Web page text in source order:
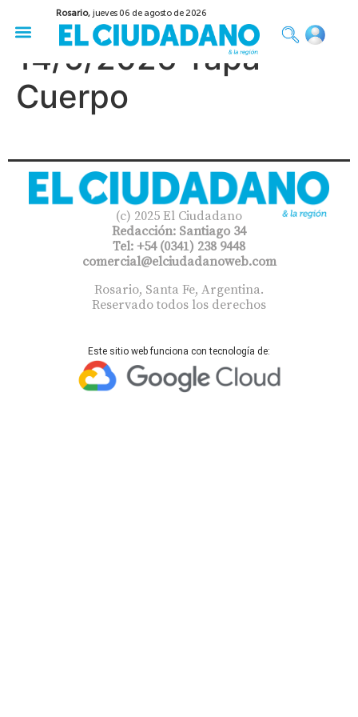
Rosario,jueves 06 de agosto de 2026
14/5/2026 Tapa
Cuerpo
(c) 2025 El Ciudadano
Redacción: Santiago 34
Tel: +54 (0341) 238 9448
comercial@elciudadanoweb.com​
Rosario, Santa Fe, Argentina.
Reservado todos los derechos
Este sitio web funciona con tecnología de: